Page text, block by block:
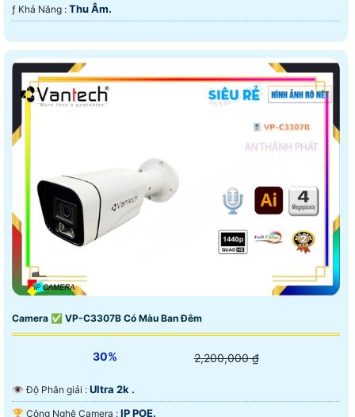
️ƒ Khả Năng : Thu Âm.
Camera ✅ VP-C3307B Có Màu Ban Đêm
30% 2,200,000 ₫
👁 Độ Phân giải : Ultra 2k .
🏆 Công Nghệ Camera : IP POE.